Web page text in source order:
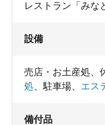
レストラン「みな
設備
売店・お土産処
処
駐車場 エス
備付品